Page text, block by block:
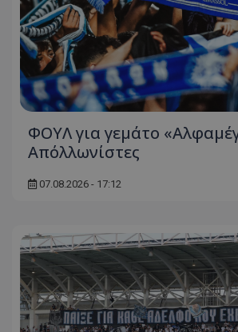
ΦΟΥΛ για γεμάτο
Απόλλωνίστες
07.08.2026 - 17:12